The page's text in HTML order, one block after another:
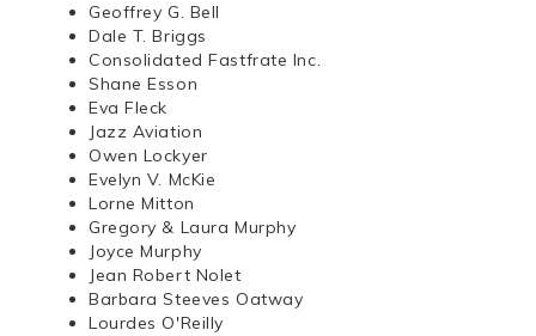
Geoffrey G. Bell
Dale T. Briggs
Consolidated Fastfrate Inc.
Shane Esson
Eva Fleck
Jazz Aviation
Owen Lockyer
Evelyn V. McKie
Lorne Mitton
Gregory & Laura Murphy
Joyce Murphy
Jean Robert Nolet
Barbara Steeves Oatway
Lourdes O'Reilly